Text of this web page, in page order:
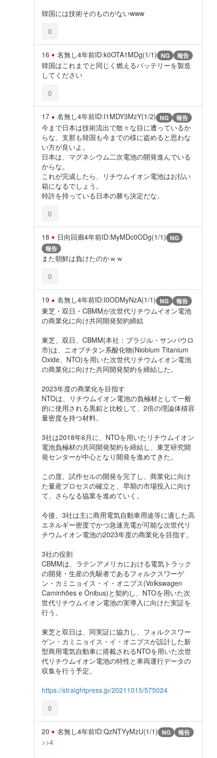
韓国には技術そのものがないwww
0
16 名無し4年前ID:k0OTA1MDg(1/1) NG 報告
韓国はこれまでと同じく燃えるバッテリーを製造
してください
0
17 名無し4年前ID:I1MDY3MzY(1/2) NG 報告
今まで日本は技術流出で散々な目に遭っているか
らな、支那も韓国も今までの様に盗めると思わな
い方が良いよ。
日本は、マグネシウム二次電池の開発進んでいる
からな。
これが完成したら、リチウムイオン電池はお払い
箱になるでしょう。
特許を持っている日本の勝ち決定だな。
0
18 日向回廊4年前ID:MyMDc0ODg(1/1) NG
報告
また朝鮮は負けたのかｗｗ
0
19 名無し4年前ID:I0ODMyNzA(1/1) NG 報告
東芝・双日・CBMMが次世代リチウムイオン電池
の商業化に向け共同開発契約締結
東芝、双日、CBMM(本社：ブラジル・サンパウロ
市)は、ニオブチタン系酸化物(Niobium Titanium
Oxide、NTO)を用いた次世代リチウムイオン電池
の商業化に向けた共同開発契約を締結した。
2023年度の商業化を目指す
NTOは、リチウムイオン電池の負極材として一般
的に使用される黒鉛と比較して、2倍の理論体積容
量密度を持つ材料。
3社は2018年6月に、NTOを用いたリチウムイオン
電池負極材の共同開発契約を締結し、東芝研究開
発センターが中心となり開発を進めてきた。
この度、試作セルの開発を完了し、商業化に向け
た量産プロセスの確立と、早期の市場投入に向け
て、さらなる協業を進めていく。
今後、3社は主に商用電気自動車用途等に適した高
エネルギー密度でかつ急速充電が可能な次世代リ
チウムイオン電池の2023年度の商業化を目指す。
3社の役割
CBMMは、ラテンアメリカにおける電気トラック
の開発・生産の先駆者であるフォルクスワーゲ
ン・カミニョイス・イ・オニブス(Volkswagen
Caminhões e Ônibus)と契約し、NTOを用いた次
世代リチウムイオン電池の実導入に向けた実証を
行う。
東芝と双日は、同実証に協力し、フォルクスワー
ゲン・カミニョイス・イ・オニブスが設計した新
型商用電気自動車に搭載されるNTOを用いた次世
代リチウムイオン電池の特性と車両運行データの
収集を行う予定。
https://straightpress.jp/20211015/575024
0
20 名無し4年前ID:QzNTYyMzU(1/1) NG 報告
>>4